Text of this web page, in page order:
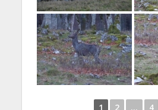
1 2 ... 4